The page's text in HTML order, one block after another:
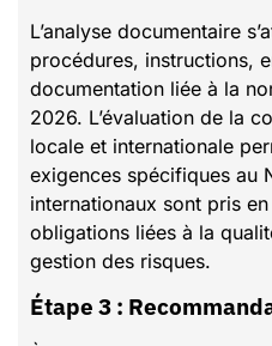
L’analyse documentaire
procédures, instructions,
documentation liée à la
2026. L’évaluation de la
locale et internationale
exigences spécifiques au
internationaux sont pris
obligations liées à la
gestion des risques.
Étape 3 :